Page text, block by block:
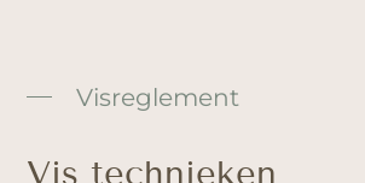
Visreglement
Vis technieken